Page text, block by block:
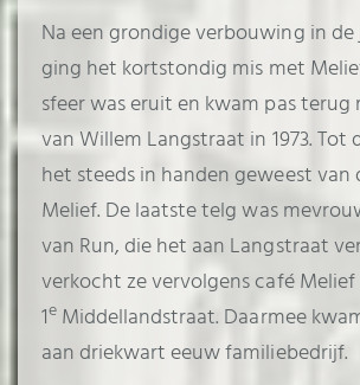
Na een grondige verbouwing in de
ging het kortstondig mis met
sfeer was eruit en kwam pas
van Willem Langstraat in 1973. Tot
het steeds in handen geweest van
Melief. De laatste telg was
van Run, die het aan Langstraat
verkocht ze vervolgens café Melief
1e Middellandstraat. Daarmee
aan driekwart eeuw familiebedrijf.